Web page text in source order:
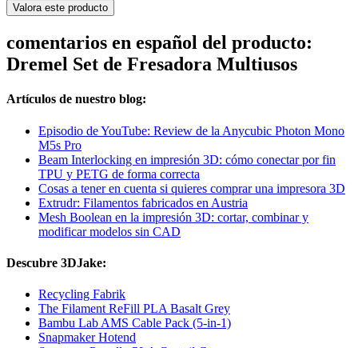
Valora este producto
comentarios en español del producto:
Dremel Set de Fresadora Multiusos
Artículos de nuestro blog:
Episodio de YouTube: Review de la Anycubic Photon Mono
M5s Pro
Beam Interlocking en impresión 3D: cómo conectar por fin
TPU y PETG de forma correcta
Cosas a tener en cuenta si quieres comprar una impresora 3D
Extrudr: Filamentos fabricados en Austria
Mesh Boolean en la impresión 3D: cortar, combinar y
modificar modelos sin CAD
Descubre 3DJake:
Recycling Fabrik
The Filament ReFill PLA Basalt Grey
Bambu Lab AMS Cable Pack (5-in-1)
Snapmaker Hotend